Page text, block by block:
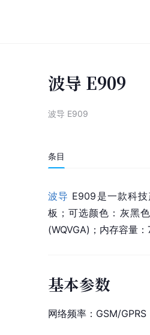
波导 E909
波导 E909
条目
波导 E909是一款科
板；可选颜色：灰黑
(WQVGA)；内存容量
基本参数
网络频率：GSM/GPRS